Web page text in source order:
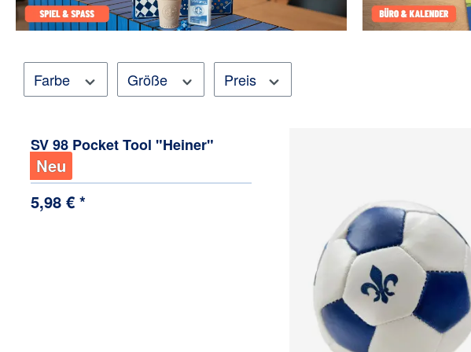
Farbe Größe Preis
Neu
SV 98 Pocket Tool "Heiner"
5,98 € *